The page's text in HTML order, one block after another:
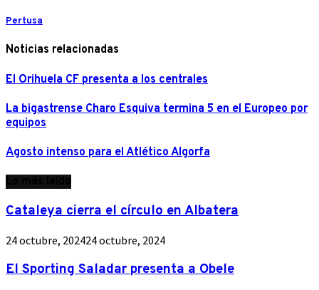
Pertusa
Noticias relacionadas
El Orihuela CF presenta a los centrales
La bigastrense Charo Esquiva termina 5 en el Europeo por
equipos
Agosto intenso para el Atlético Algorfa
Cataleya cierra el círculo en Albatera
24 octubre, 202424 octubre, 2024
El Sporting Saladar presenta a Obele